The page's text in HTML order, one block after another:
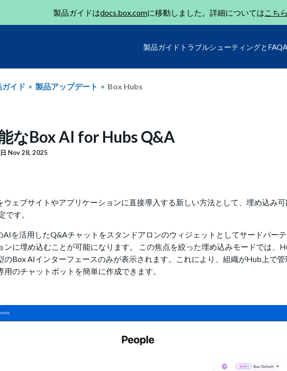
製品ガイドはdocs.box.comに移動しました。詳細についてはこちら
製品ガイド トラブルシューティングとFAQ
ガイド 製品アップデート Box Hubs
なBox AI for Hubs Q&A
Nov 28, 2025
ウェブサイトやアプリケーションに直接導入する新しい方法として、埋め込み
です。
を活用したQ&Aチャットをスタンドアロンのウィジェットとしてサードパー
ンに埋め込むことが可能になります。 この焦点を絞った埋め込みモードでは、
のBox AIインターフェースのみが表示されます。これにより、組織がHub上で
のチャットボットを簡単に作成できます。